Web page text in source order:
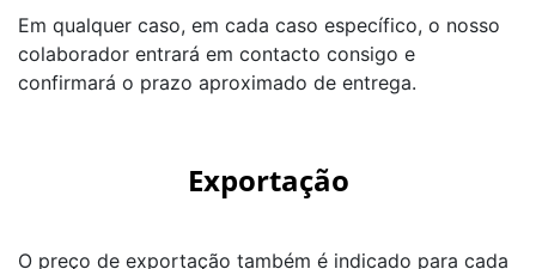
Em qualquer caso, em cada caso específico, o nosso
colaborador entrará em contacto consigo e
confirmará o prazo aproximado de entrega.
Exportação
O preço de exportação também é indicado para cada